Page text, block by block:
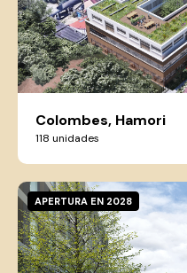
Colombes, Hamori
118 unidades
APERTURA EN 2028